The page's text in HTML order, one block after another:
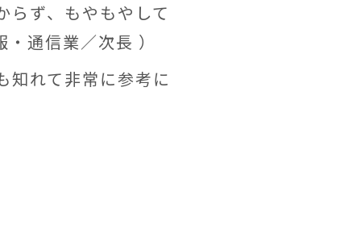
らず、もやもやして
通信業／次長 ）
知れて非常に参考に